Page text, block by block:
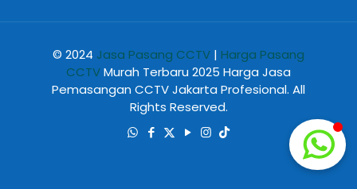
© 2024 Jasa Pasang CCTV | Harga Pasang
CCTVMurah Terbaru 2025 Harga Jasa
Pemasangan CCTV Jakarta Profesional. All
Rights Reserved.